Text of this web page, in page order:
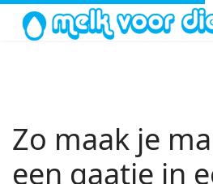
Zo maak je
een gaatje in